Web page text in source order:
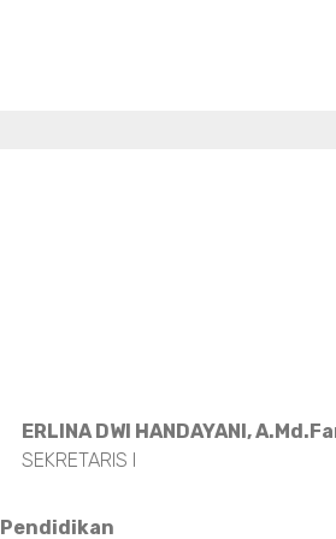
ERLINA DWI HANDAYANI,
SEKRETARIS I
Pendidikan